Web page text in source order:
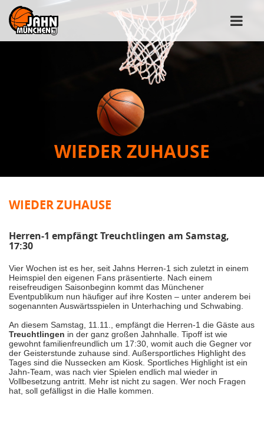
WIEDER ZUHAUSE
WIEDER ZUHAUSE
Herren-1 empfängt Treuchtlingen am Samstag,
17:30
Vier Wochen ist es her, seit Jahns Herren-1 sich zuletzt in einem
Heimspiel den eigenen Fans präsentierte. Nach einem
reisefreudigen Saisonbeginn kommt das Münchener
Eventpublikum nun häufiger auf ihre Kosten – unter anderem bei
sogenannten Auswärtsspielen in Unterhaching und Schwabing.
An diesem Samstag, 11.11., empfängt die Herren-1 die Gäste aus
Treuchtlingen in der ganz großen Jahnhalle. Tipoff ist wie
gewohnt familienfreundlich um 17:30, womit auch die Gegner vor
der Geisterstunde zuhause sind. Außersportliches Highlight des
Tages sind die Nussecken am Kiosk. Sportliches Highlight ist ein
Jahn-Team, was nach vier Spielen endlich mal wieder in
Vollbesetzung antritt. Mehr ist nicht zu sagen. Wer noch Fragen
hat, soll gefälligst in die Halle kommen.